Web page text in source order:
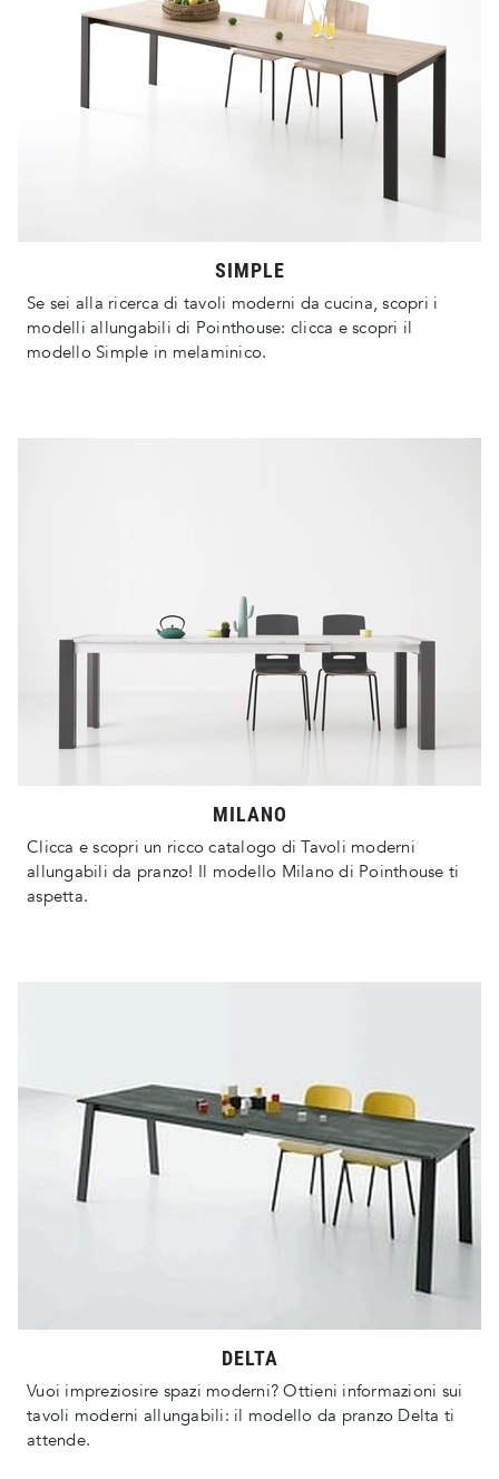
SIMPLE
Se sei alla ricerca di tavoli moderni da cucina, scopri i
modelli allungabili di Pointhouse: clicca e scopri il
modello Simple in melaminico.
MILANO
Clicca e scopri un ricco catalogo di Tavoli moderni
allungabili da pranzo! Il modello Milano di Pointhouse ti
aspetta.
DELTA
Vuoi impreziosire spazi moderni? Ottieni informazioni sui
tavoli moderni allungabili: il modello da pranzo Delta ti
attende.